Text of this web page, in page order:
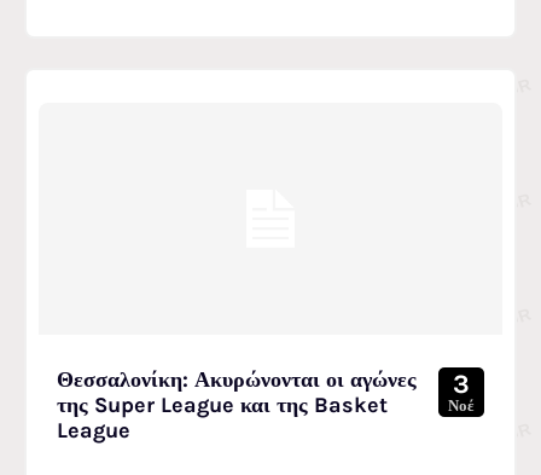
Θεσσαλονίκη: Ακυρώνονται οι αγώνες
της Super League και της Basket
League
3
Νοέ